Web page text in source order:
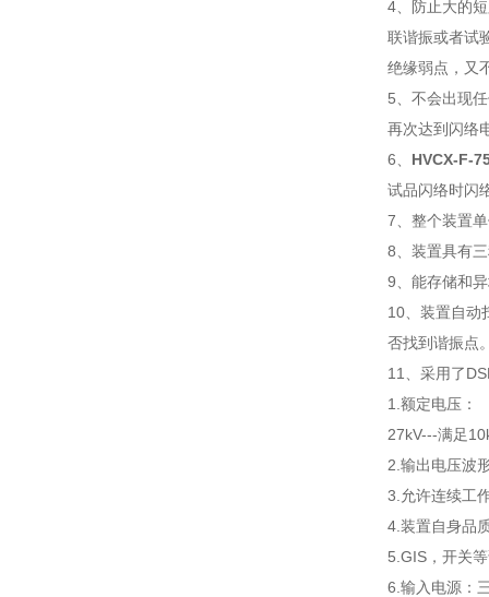
4、防止大的
联谐振或者试
绝缘弱点，又
5、不会出现
再次达到闪络
6、 HVCX-F-
试品闪络时闪
7、整个装置
8、装置具有
9、能存储和
10、装置自动
否找到谐振点
11、采用了
1.额定电压：
27kV---满足
2.输出电压波
3.允许连续工
4.装置自身品
5.GIS，开关
6.输入电源：